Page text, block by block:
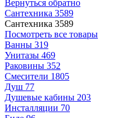
Вернуться обратно
Сантехника 3589
Сантехника 3589
Посмотреть все товары
Ванны 319
Унитазы 469
Раковины 352
Смесители 1805
Душ 77
Душевые кабины 203
Инсталляции 70